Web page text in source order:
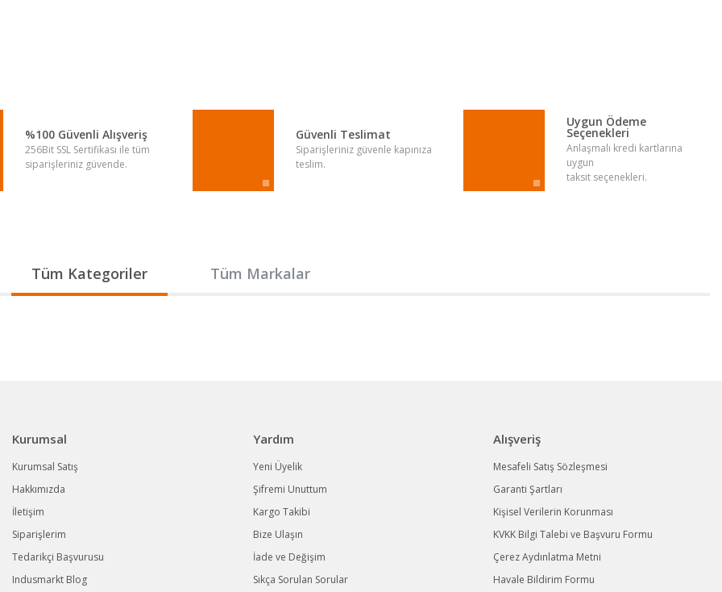
%100 Güvenli Alışveriş
256Bit SSL Sertifikası ile tüm
siparişleriniz güvende.
Güvenli Teslimat
Siparişleriniz güvenle kapınıza
teslim.
Uygun Ödeme
Seçenekleri
Anlaşmalı kredi kartlarına
uygun
taksit seçenekleri.
Tüm Kategoriler Tüm Markalar
Kurumsal
Kurumsal Satış
Hakkımızda
İletişim
Siparişlerim
Tedarikçi Başvurusu
Indusmarkt Blog
Yardım
Yeni Üyelik
Şifremi Unuttum
Kargo Takibi
Bize Ulaşın
İade ve Değişim
Sıkça Sorulan Sorular
Alışveriş
Mesafeli Satış Sözleşmesi
Garanti Şartları
Kişisel Verilerin Korunması
KVKK Bilgi Talebi ve Başvuru Formu
Çerez Aydınlatma Metni
Havale Bildirim Formu